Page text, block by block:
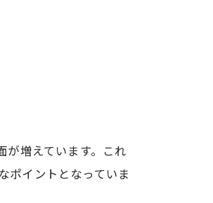
が増えています。これ
ポイントとなっていま